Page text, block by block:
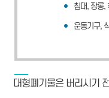
침대, 장롱,
운동기구,
대형폐기물은 버리시기